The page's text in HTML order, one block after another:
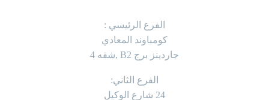
الفرع الرئيسي :
كومباوند المعادي
جاردينز برج B2 ,شقه 4
الفرع الثاني:
24 شارع الوكيل